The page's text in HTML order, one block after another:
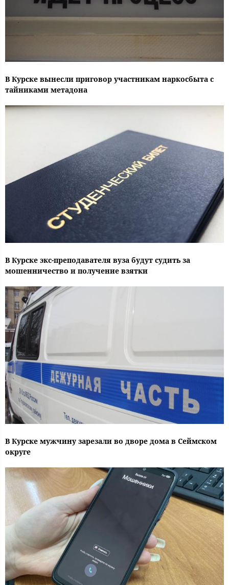
В Курске вынесли приговор участникам наркосбыта с
тайниками метадона
В Курске экс-преподавателя вуза будут судить за
мошенничество и получение взятки
В Курске мужчину зарезали во дворе дома в Сеймском
округе